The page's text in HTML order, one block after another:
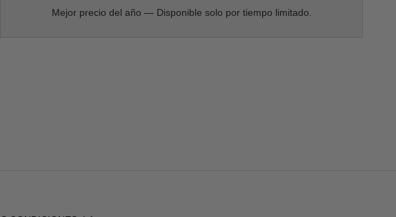
Mejor precio del año — Disponible solo por tiempo limitado.